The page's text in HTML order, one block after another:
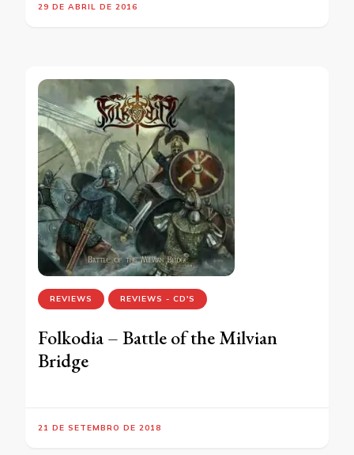
29 DE ABRIL DE 2016
REVIEWS REVIEWS - CD'S
Folkodia – Battle of the Milvian
Bridge
21 DE SETEMBRO DE 2018